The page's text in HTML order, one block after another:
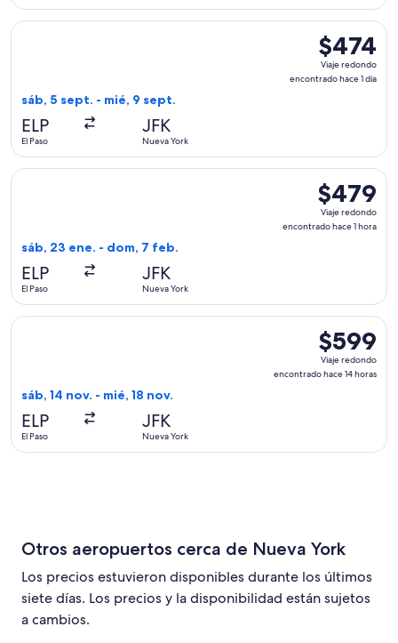
$474
Viaje
redondo,
$474
Viaje redondo
encontrado hace 1 día
sáb, 5 sept. - mié, 9 sept.
ELP
El Paso
JFK
Nueva York
Seleccionar vuelo de American Airlines, con salida el sáb,
$479
Viaje
redondo,
$479
Viaje redondo
encontrado hace 1 hora
sáb, 23 ene. - dom, 7 feb.
ELP
El Paso
JFK
Nueva York
Seleccionar vuelo de Delta, con salida el sáb, 23 ene.
$599
Viaje
redondo,
$599
Viaje redondo
encontrado hace 14 horas
sáb, 14 nov. - mié, 18 nov.
ELP
El Paso
JFK
Nueva York
Seleccionar vuelo de Alaska Airlines, con salida el sáb, 14
Otros aeropuertos cerca de Nueva York
Los precios estuvieron disponibles durante los últimos
siete días. Los precios y la disponibilidad están sujetos
a cambios.